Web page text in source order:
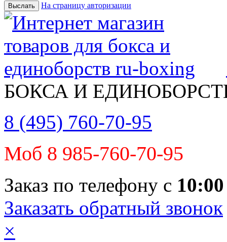
На страницу авторизации
БОКСА И
8 (495) 760-70-95
Моб 8 985-760-70-95
Заказ по телефону с 10:00
Заказать обратный звонок
×